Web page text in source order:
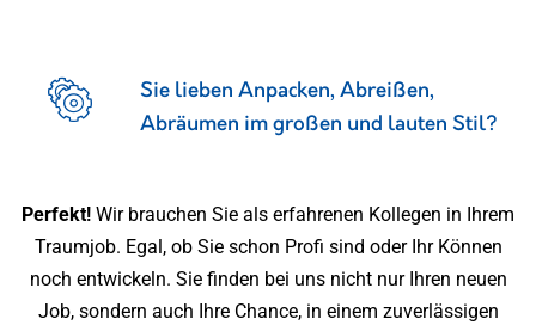
Sie lieben Anpacken, Abreißen,
Abräumen im großen und lauten Stil?
Perfekt! Wir brauchen Sie als erfahrenen Kollegen in Ihrem
Traumjob. Egal, ob Sie schon Profi sind oder Ihr Können
noch entwickeln. Sie finden bei uns nicht nur Ihren neuen
Job, sondern auch Ihre Chance, in einem zuverlässigen